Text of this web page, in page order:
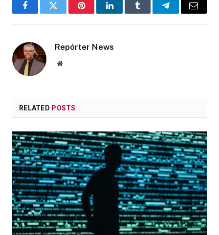
FacebookTwitter PinterestLinkedInTumblr TelegramEmail
Repórter News
Website
RELATED POSTS